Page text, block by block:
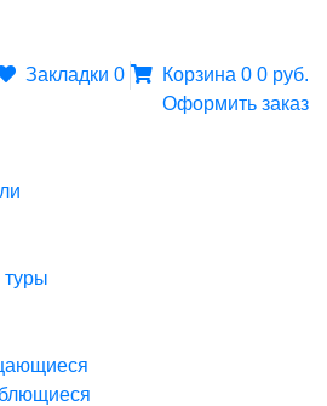
Закладки 0 Корзина 0 0 руб.
Оформить заказ